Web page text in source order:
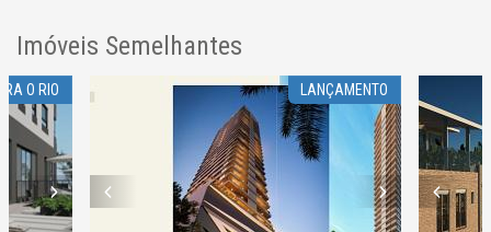
Imóveis Semelhantes
O RIO LANÇAMENTO